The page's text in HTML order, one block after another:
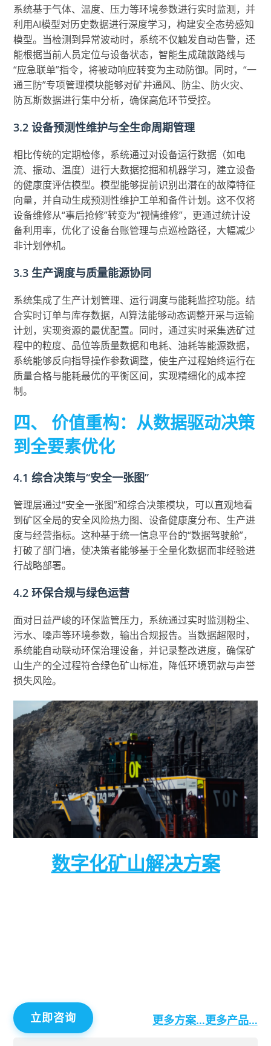
系统基于气体、温度、压力等环境参数进行实时监测，并
利用AI模型对历史数据进行深度学习，构建安全态势感知
模型。当检测到异常波动时，系统不仅触发自动告警，还
能根据当前人员定位与设备状态，智能生成疏散路线与
“应急联单”指令，将被动响应转变为主动防御。同时，“一
通三防”专项管理模块能够对矿井通风、防尘、防火灾、
防瓦斯数据进行集中分析，确保高危环节受控。
3.2 设备预测性维护与全生命周期管理
相比传统的定期检修，系统通过对设备运行数据（如电
流、振动、温度）进行大数据挖掘和机器学习，建立设备
的健康度评估模型。模型能够提前识别出潜在的故障特征
向量，并自动生成预测性维护工单和备件计划。这不仅将
设备维修从“事后抢修”转变为“视情维修”，更通过统计设
备利用率，优化了设备台账管理与点巡检路径，大幅减少
非计划停机。
3.3 生产调度与质量能源协同
系统集成了生产计划管理、运行调度与能耗监控功能。结
合实时订单与库存数据，AI算法能够动态调整开采与运输
计划，实现资源的最优配置。同时，通过实时采集选矿过
程中的粒度、品位等质量数据和电耗、油耗等能源数据，
系统能够反向指导操作参数调整，使生产过程始终运行在
质量合格与能耗最优的平衡区间，实现精细化的成本控
制。
四、 价值重构：从数据驱动决策
到全要素优化
4.1 综合决策与“安全一张图”
管理层通过“安全一张图”和综合决策模块，可以直观地看
到矿区全局的安全风险热力图、设备健康度分布、生产进
度与经营指标。这种基于统一信息平台的“数据驾驶舱”，
打破了部门墙，使决策者能够基于全量化数据而非经验进
行战略部署。
4.2 环保合规与绿色运营
面对日益严峻的环保监管压力，系统通过实时监测粉尘、
污水、噪声等环境参数，输出合规报告。当数据超限时，
系统能自动联动环保治理设备，并记录整改进度，确保矿
山生产的全过程符合绿色矿山标准，降低环境罚款与声誉
损失风险。
数字化矿山解决方案
立即咨询 更多方案…更多产品…